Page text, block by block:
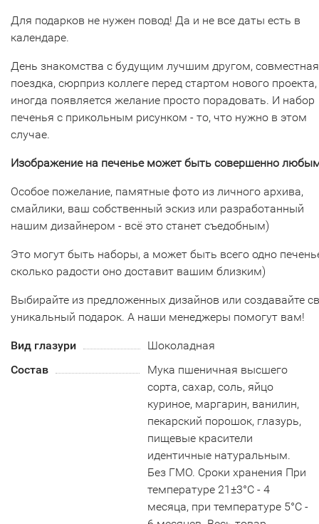
Для подарков не нужен повод! Да и не все даты есть в
календаре.
День знакомства с будущим лучшим другом, совместная
поездка, сюрприз коллеге перед стартом нового
иногда появляется желание просто порадовать. И набор
печенья с прикольным рисунком - то, что нужно в этом
случае.
Изображение на печенье может быть совершенно
Особое пожелание, памятные фото из личного архива,
смайлики, ваш собственный эскиз или разработанный
нашим дизайнером - всё это станет съедобным)
Это могут быть наборы, а может быть всего одно
сколько радости оно доставит вашим близким)
Выбирайте из предложенных дизайнов или создавайте
уникальный подарок. А наши менеджеры помогут вам!
Вид глазури
Шоколадная
Состав
Мука пшеничная высшего
сорта, сахар, соль, яйцо
куриное, маргарин, ванилин,
пекарский порошок, глазурь,
пищевые красители
идентичные натуральным.
Без ГМО. Сроки хранения При
температуре 21±3°С - 4
месяца, при температуре 5°С -